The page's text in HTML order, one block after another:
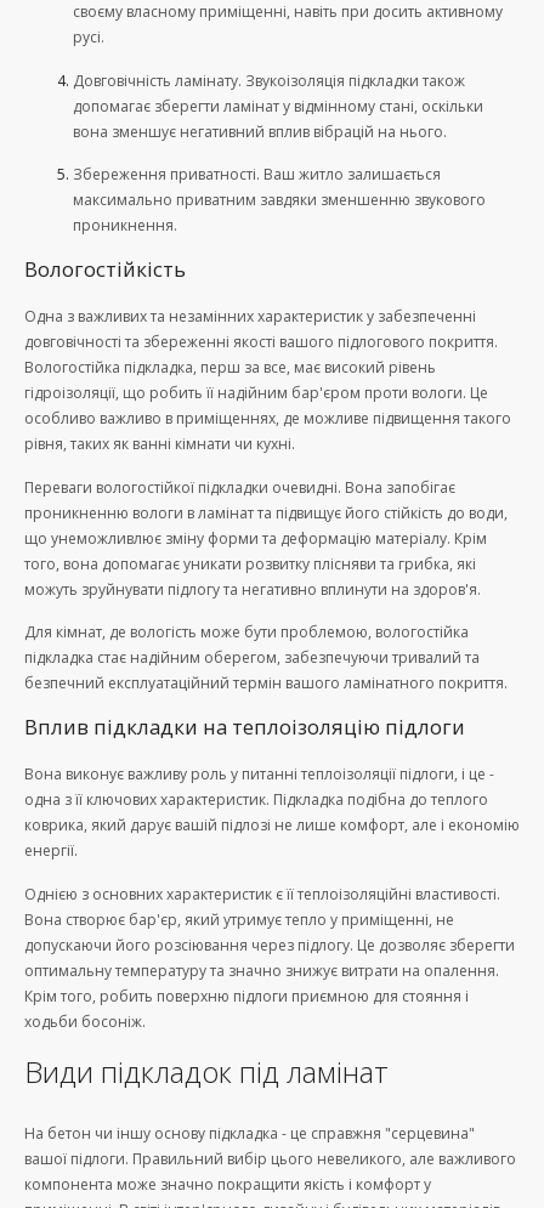
своєму власному приміщенні, навіть при досить активному
русі.
Довговічність ламінату. Звукоізоляція підкладки також
допомагає зберегти ламінат у відмінному стані, оскільки
вона зменшує негативний вплив вібрацій на нього.
Збереження приватності. Ваш житло залишається
максимально приватним завдяки зменшенню звукового
проникнення.
Вологостійкість
Одна з важливих та незамінних характеристик у забезпеченні
довговічності та збереженні якості вашого підлогового покриття.
Вологостійка підкладка, перш за все, має високий рівень
гідроізоляції, що робить її надійним бар'єром проти вологи. Це
особливо важливо в приміщеннях, де можливе підвищення такого
рівня, таких як ванні кімнати чи кухні.
Переваги вологостійкої підкладки очевидні. Вона запобігає
проникненню вологи в ламінат та підвищує його стійкість до води,
що унеможливлює зміну форми та деформацію матеріалу. Крім
того, вона допомагає уникати розвитку плісняви та грибка, які
можуть зруйнувати підлогу та негативно вплинути на здоров'я.
Для кімнат, де вологість може бути проблемою, вологостійка
підкладка стає надійним оберегом, забезпечуючи тривалий та
безпечний експлуатаційний термін вашого ламінатного покриття.
Вплив підкладки на теплоізоляцію підлоги
Вона виконує важливу роль у питанні теплоізоляції підлоги, і це -
одна з її ключових характеристик. Підкладка подібна до теплого
коврика, який дарує вашій підлозі не лише комфорт, але і економію
енергії.
Однією з основних характеристик є її теплоізоляційні властивості.
Вона створює бар'єр, який утримує тепло у приміщенні, не
допускаючи його розсіювання через підлогу. Це дозволяє зберегти
оптимальну температуру та значно знижує витрати на опалення.
Крім того, робить поверхню підлоги приємною для стояння і
ходьби босоніж.
Види підкладок під ламінат
На бетон чи іншу основу підкладка - це справжня "серцевина"
вашої підлоги. Правильний вибір цього невеликого, але важливого
компонента може значно покращити якість і комфорт у